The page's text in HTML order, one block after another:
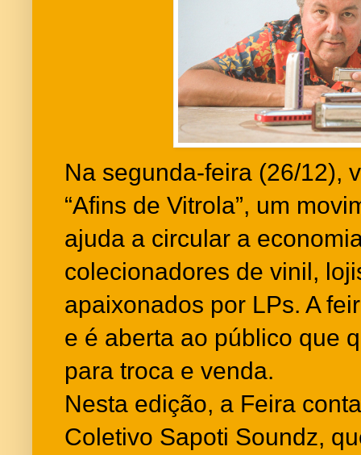
Na segunda-feira (26/12),
“Afins de Vitrola”, um
ajuda a circular a
colecionadores de vinil,
apaixonados por LPs. A
e é aberta ao público que
para troca e venda.
Nesta edição, a Feira
Coletivo Sapoti Soundz,